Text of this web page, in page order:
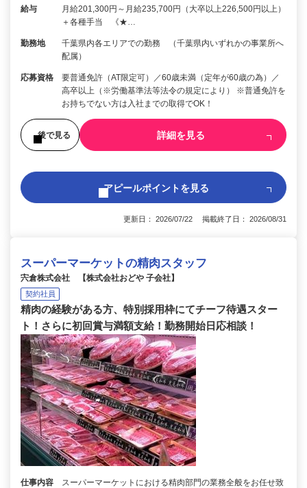
給与
月給201,300円～月給235,700円（大卒以上226,500円以上）
＋各種手当 《★…
勤務地
千葉県内各エリアでの勤務 （千葉県内いずれかの事業所へ
配属）
応募資格
要普通免許（AT限定可）／60歳未満（定年が60歳の為）／
高卒以上（※労働基準法等法令の規定により） ※普通免許を
お持ちでない方は入社までの取得でOK！
後で見る 詳細を見る
アピールポイントを見る
更新日： 2026/07/22 掲載終了日： 2026/08/31
スーパーマーケットの精肉スタッフ
宍倉株式会社 【株式会社おどや 子会社】
契約社員
精肉の経験がある方、特別採用枠にてチーフ待遇スター
ト！さらに初回賞与満額支給！勤務開始日応相談！
仕事内容 スーパーマーケットにおける精肉部門の業務全般をお任せ致